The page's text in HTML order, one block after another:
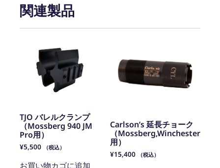
関連製品
TJO バレルクランプ
（Mossberg 940 JM
Pro用）
¥5,500 （税込）
お買い物カゴに追加
Carlson’s 延長チョーク
（Mossberg,Winchester
用）
¥15,400 （税込）